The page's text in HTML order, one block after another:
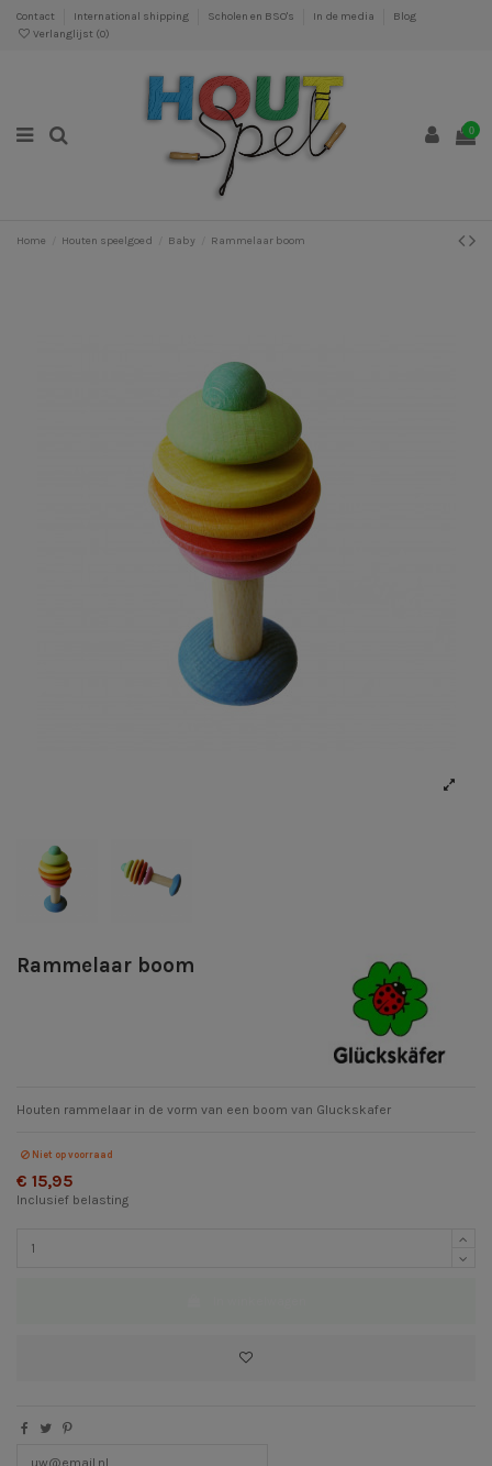
Contact International shipping Scholen en BSO's In de media
Blog
Verlanglijst (0)
0
Home Houten speelgoed Baby Rammelaar boom
Rammelaar boom
Houten rammelaar in de vorm van een boom van Gluckskafer
Niet op voorraad
€ 15,95
Inclusief belasting